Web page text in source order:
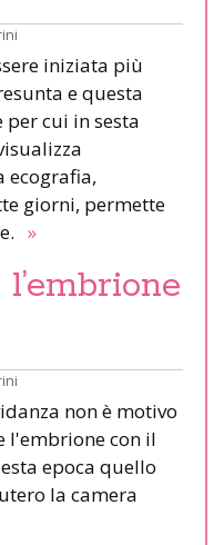
iniziata più
e questa
cui in sesta
ecografia,
giorni, permette
»
non è motivo
l'embrione con il
epoca quello
la camera